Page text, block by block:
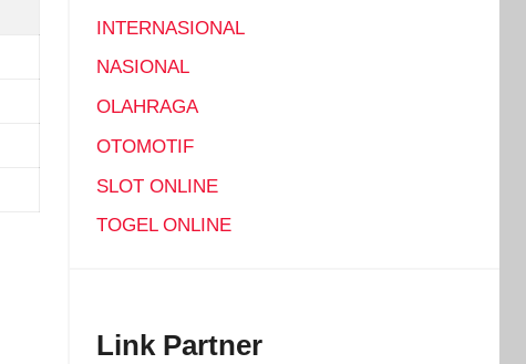
INTERNASIONAL
NASIONAL
OLAHRAGA
OTOMOTIF
SLOT ONLINE
TOGEL ONLINE
Link Partner